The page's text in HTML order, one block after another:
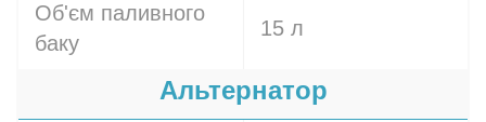
Об'єм паливного
баку
15 л
Альтернатор